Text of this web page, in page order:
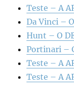
Teste – A
Da Vinci –
Hunt – O
Portinari –
Teste – A
Teste – A